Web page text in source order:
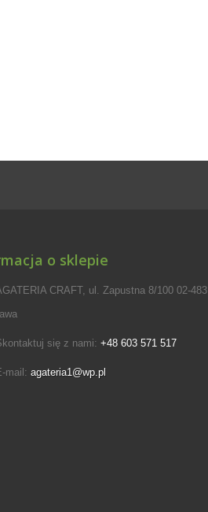
o sklepie
CRAFT, ul. Zapustna 8/100 02-483
się z nami: +48 603 571 517
mail: agateria1@wp.pl